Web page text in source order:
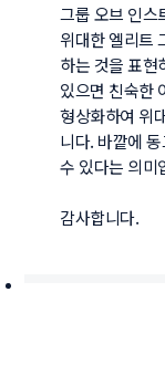
그룹 오브 인스
위대한 엘리트
하는 것을 표현
있으면 친숙한
형상화하여 위
니다. 바깥에
수 있다는 의미
감사합니다.